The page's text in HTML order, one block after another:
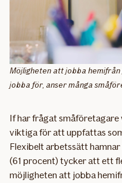
Möjligheten att jobba
jobba för, anser många
If har frågat
viktiga för att uppfattas
Flexibelt arbetssätt
(61 procent) tycker att ett
möjligheten att jobba